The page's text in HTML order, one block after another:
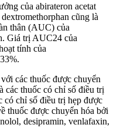
của abirateron acetat
cũng là
thân (AUC) của
Giá trị AUC24 của
tính của
các thuốc được chuyển
các thuốc có chỉ số điều trị
có chỉ số điều trị hẹp được
thuốc được chuyển hóa bởi
desipramin, venlafaxin,